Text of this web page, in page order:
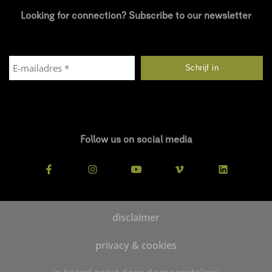
Looking for connection? Subscribe to our newsletter
Follow us on social media
privacy & cookies
disclaimer